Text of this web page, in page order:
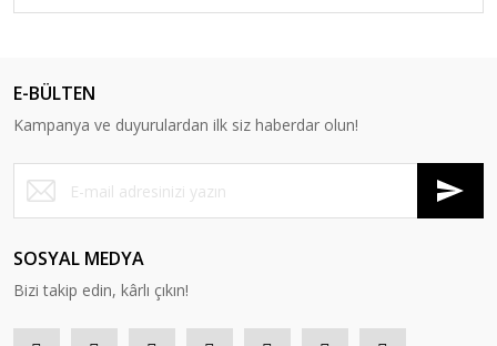
E-BÜLTEN
Kampanya ve duyurulardan ilk siz haberdar olun!
SOSYAL MEDYA
Bizi takip edin, kârlı çıkın!